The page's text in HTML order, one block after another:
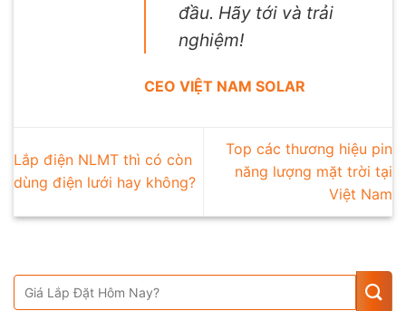
đầu. Hãy tới và trải
nghiệm!
CEO VIỆT NAM SOLAR
Lắp điện NLMT thì có còn
dùng điện lưới hay không?
Top các thương hiệu pin
năng lượng mặt trời tại
Việt Nam